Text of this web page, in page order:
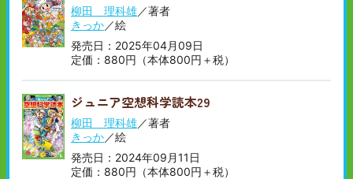
柳田 理科雄／著者
きっか／絵
発売日：2025年04月09日
定価：880円（本体800円＋税）
ジュニア空想科学読本29
柳田 理科雄／著者
きっか／絵
発売日：2024年09月11日
定価：880円（本体800円＋税）